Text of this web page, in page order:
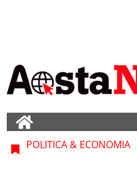
POLITICA & ECONOMIA